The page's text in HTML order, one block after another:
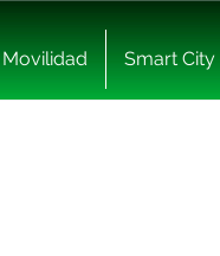
Movilidad Smart City